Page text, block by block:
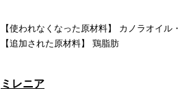
【使われなくなった原材料】 カノラオイル
【追加された原材料】 鶏脂肪
ミレニア